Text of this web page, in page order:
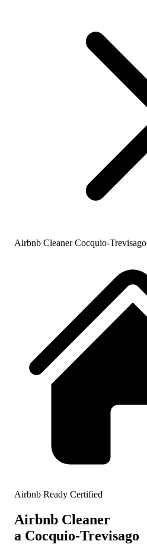
Airbnb Cleaner Cocquio-Trevisago
Airbnb Ready Certified
Airbnb Cleaner
a Cocquio-Trevisago